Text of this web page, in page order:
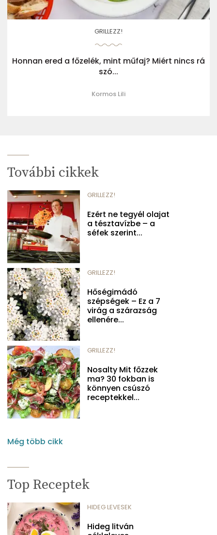
GRILLEZZ!
Honnan ered a főzelék, mint műfaj? Miért nincs rá
szó...
Kormos Lili
További cikkek
GRILLEZZ!
Ezért ne tegyél olajat
a tésztavízbe – a
séfek szerint...
GRILLEZZ!
Hőségimádó
szépségek – Ez a 7
virág a szárazság
ellenére...
GRILLEZZ!
Nosalty Mit főzzek
ma? 30 fokban is
könnyen csúszó
receptekkel...
Még több cikk
Top Receptek
HIDEG LEVESEK
Hideg litván